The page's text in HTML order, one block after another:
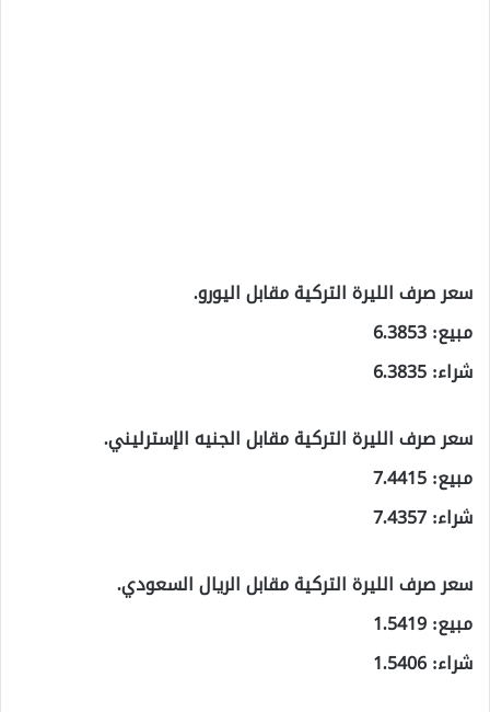
سعر صرف الليرة التركية مقابل اليورو.
مبيع: 6.3853
شراء: 6.3835
سعر صرف الليرة التركية مقابل الجنيه الإسترليني.
مبيع: 7.4415
شراء: 7.4357
سعر صرف الليرة التركية مقابل الريال السعودي.
مبيع: 1.5419
شراء: 1.5406